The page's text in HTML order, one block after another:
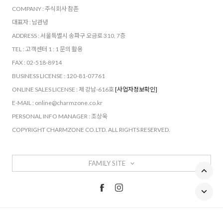
COMPANY : 주식회사 참존
대표자 : 남관녕
ADDRESS : 서울특별시 송파구 오금로 310, 7층
TEL : 고객센터 1 : 1 문의 활용
FAX : 02-518-8914
BUSINESS LICENSE : 120-81-07761
ONLINE SALES LICENSE : 제 강남-616호[사업자정보확인]
E-MAIL : online@charmzone.co.kr
PERSONAL INFO MANAGER : 조상욱
COPYRIGHT CHARMZONE CO.LTD. ALL RIGHTS RESERVED.
FAMILY SITE